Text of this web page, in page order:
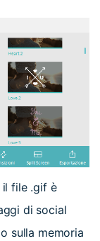
file .gif è
di social
sulla memoria